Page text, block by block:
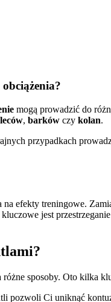
mogą prowadzić do
, barków czy kolan.
przypadkach
efekty treningowe.
jest przestrzeganie
różne sposoby. Oto kilka
pozwoli Ci uniknąć